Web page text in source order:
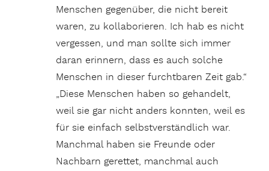
Menschen gegenüber, die nicht bereit
waren, zu kollaborieren. Ich hab es nicht
vergessen, und man sollte sich immer
daran erinnern, dass es auch solche
Menschen in dieser furchtbaren Zeit gab.“
„Diese Menschen haben so gehandelt,
weil sie gar nicht anders konnten, weil es
für sie einfach selbstverständlich war.
Manchmal haben sie Freunde oder
Nachbarn gerettet, manchmal auch